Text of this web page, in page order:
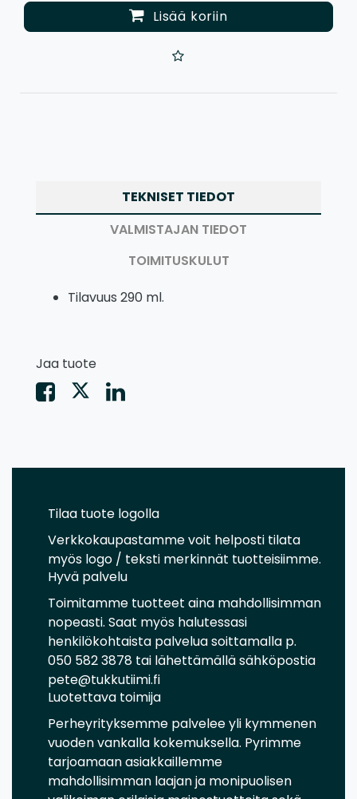
Lisää koriin
TEKNISET TIEDOT
VALMISTAJAN TIEDOT
TOIMITUSKULUT
Tilavuus 290 ml.
Jaa tuote
Tilaa tuote logolla
Verkkokaupastamme voit helposti tilata
myös logo / teksti merkinnät tuotteisiimme.
Hyvä palvelu
Toimitamme tuotteet aina mahdollisimman
nopeasti. Saat myös halutessasi
henkilökohtaista palvelua soittamalla p.
050 582 3878 tai lähettämällä sähköpostia
pete@tukkutiimi.fi
Luotettava toimija
Perheyrityksemme palvelee yli kymmenen
vuoden vankalla kokemuksella. Pyrimme
tarjoamaan asiakkaillemme
mahdollisimman laajan ja monipuolisen